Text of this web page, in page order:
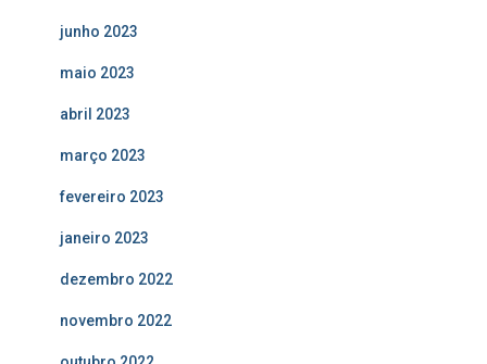
junho 2023
maio 2023
abril 2023
março 2023
fevereiro 2023
janeiro 2023
dezembro 2022
novembro 2022